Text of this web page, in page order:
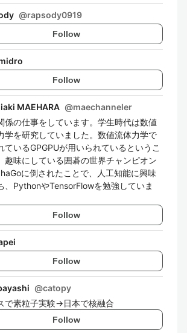
@rapsody0919
Follow
Follow
MAEHARA @maechanneler
係の仕事をしています。学生時代は数値
学を研究していました。数値流体力学で
ているGPGPUが用いられているというこ
趣味にしている囲碁の世界チャンピオン
に倒されたことで、人工知能に興味
、PythonやTensorFlowを勉強していま
Follow
Follow
@catopy
で素粒子実験->日本で核融合
Follow